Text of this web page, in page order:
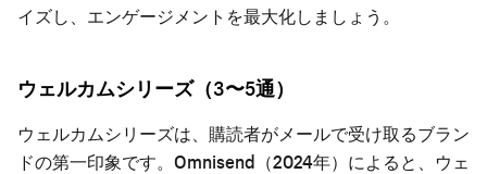
イズし、エンゲージメントを最大化しましょう。
ウェルカムシリーズ（3〜5通）
ウェルカムシリーズは、購読者がメールで受け取るブラン
ドの第一印象です。Omnisend（2024年）によると、ウェ